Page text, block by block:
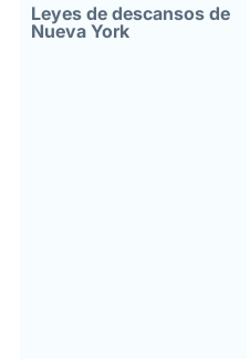
Leyes de descansos de
Nueva York